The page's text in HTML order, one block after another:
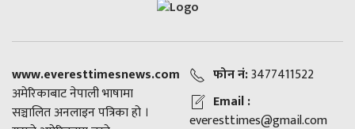
www.everesttimesnews.com
अमेरिकाबाट नेपाली भाषामा
सञ्चालित अनलाइन पत्रिका हो ।
फोन नं:3477411522
Email :
everesttimes@gmail.com